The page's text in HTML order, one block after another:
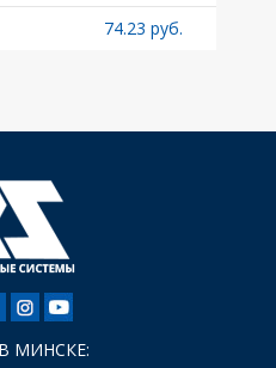
74.23 руб.
МИНСКЕ: